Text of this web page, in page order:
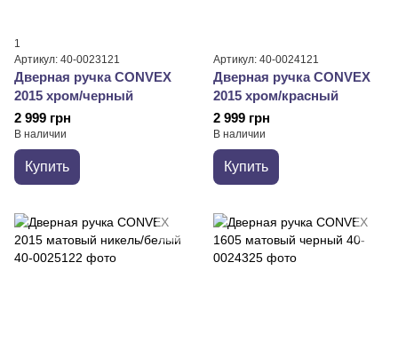
1
Артикул: 40-0023121
Дверная ручка CONVEX
2015 хром/черный
2 999 грн
В наличии
Купить
Артикул: 40-0024121
Дверная ручка CONVEX
2015 хром/красный
2 999 грн
В наличии
Купить